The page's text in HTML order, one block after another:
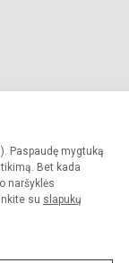
Paspaudę mygtuką
Bet kada
naršyklės
su slapukų
teisės saugomos.
griežtai draudžiama.